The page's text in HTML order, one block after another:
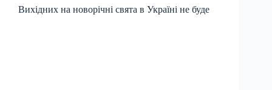
Вихідних на новорічні свята в Україні не буде